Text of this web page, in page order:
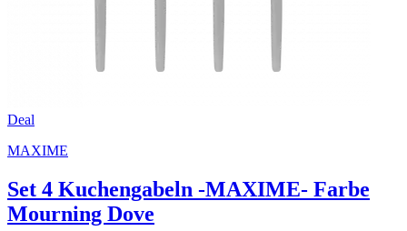
Deal
MAXIME
Set 4 Kuchengabeln -MAXIME- Farbe
Mourning Dove